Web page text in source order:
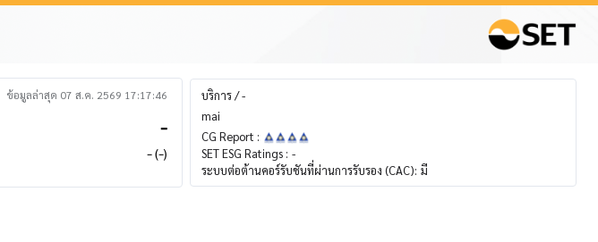
ข้อมูลล่าสุด 07 ส.ค. 2569 17:17:46
-
- (-)
บริการ / -
mai
CG Report :
SET ESG Ratings : -
ระบบต่อต้านคอร์รับชันที่ผ่านการรับรอง (CAC): มี